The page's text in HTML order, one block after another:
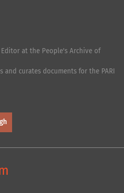
at the People's Archive of
and curates documents for the PARI